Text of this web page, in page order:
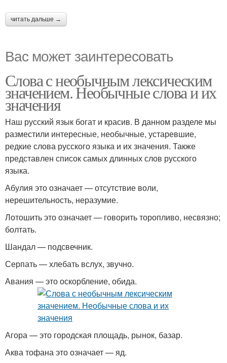
читать дальше →
Вас может заинтересовать
Слова с необычным лексическим
значением. Необычные слова и их
значения
Наш русский язык богат и красив. В данном разделе мы
разместили интересные, необычные, устаревшие,
редкие слова русского языка и их значения. Также
представлен список самых длинных слов русского
языка.
Абулия это означает — отсутствие воли,
нерешительность, неразумие.
Лотошить это означает — говорить торопливо, несвязно;
болтать.
Шандал — подсвечник.
Серпать — хлебать вслух, звучно.
Авания — это оскорбление, обида.
Агора — это городская площадь, рынок, базар.
Аква тофана это означает — яд.